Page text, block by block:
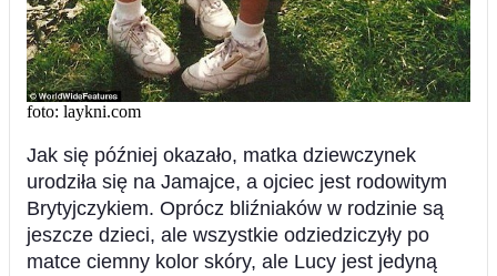
foto: laykni.com
Jak się później okazało, matka dziewczynek
urodziła się na Jamajce, a ojciec jest rodowitym
Brytyjczykiem. Oprócz bliźniaków w rodzinie są
jeszcze dzieci, ale wszystkie odziedziczyły po
matce ciemny kolor skóry, ale Lucy jest jedyną